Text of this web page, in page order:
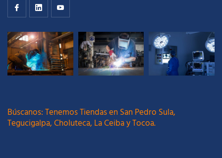
Búscanos: Tenemos Tiendas en San Pedro Sula,
Tegucigalpa, Choluteca, La Ceiba y Tocoa.